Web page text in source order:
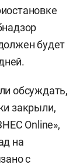
будет
обсуждать,
закрыли,
Online»,
на
с